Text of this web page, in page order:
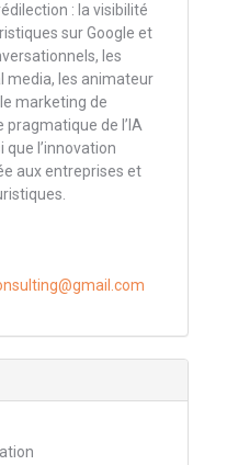
: la visibilité
sur Google et
les
media, les animateur
marketing de
pragmatique de l’IA
que l’innovation
aux entreprises et